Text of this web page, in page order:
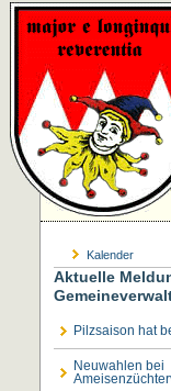
Kalender
Aktuelle
Pilzsaison hat
Neuwahlen bei